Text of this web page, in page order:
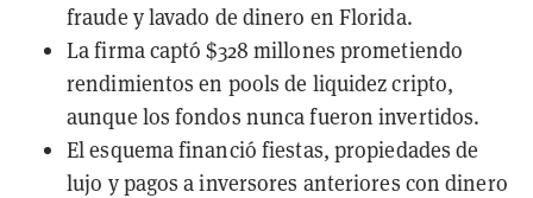
fraude y lavado de dinero en Florida.
La firma captó $328 millones prometiendo
rendimientos en pools de liquidez cripto,
aunque los fondos nunca fueron invertidos.
El esquema financió fiestas, propiedades de
lujo y pagos a inversores anteriores con dinero